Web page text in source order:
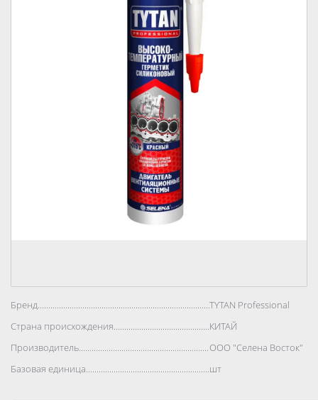
Бренд..................................................................................TYTAN Professional
Страна происхождения..................................................................................
КИТАЙ
Производитель..................................................................................ООО "Селена Восток"
Базовая единица..................................................................................
шт